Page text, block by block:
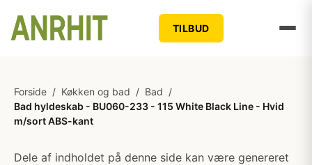
TILBUD
Forside / Køkken og bad / Bad /
Bad hyldeskab - BU060-233 - 115 White Black Line - Hvid
m/sort ABS-kant
Dele af indholdet på denne side kan være genereret